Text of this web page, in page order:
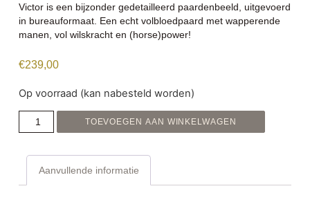
Victor is een bijzonder gedetailleerd paardenbeeld, uitgevoerd
in bureauformaat. Een echt volbloedpaard met wapperende
manen, vol wilskracht en (horse)power!
€239,00
Op voorraad (kan nabesteld worden)
TOEVOEGEN AAN WINKELWAGEN
Aanvullende informatie